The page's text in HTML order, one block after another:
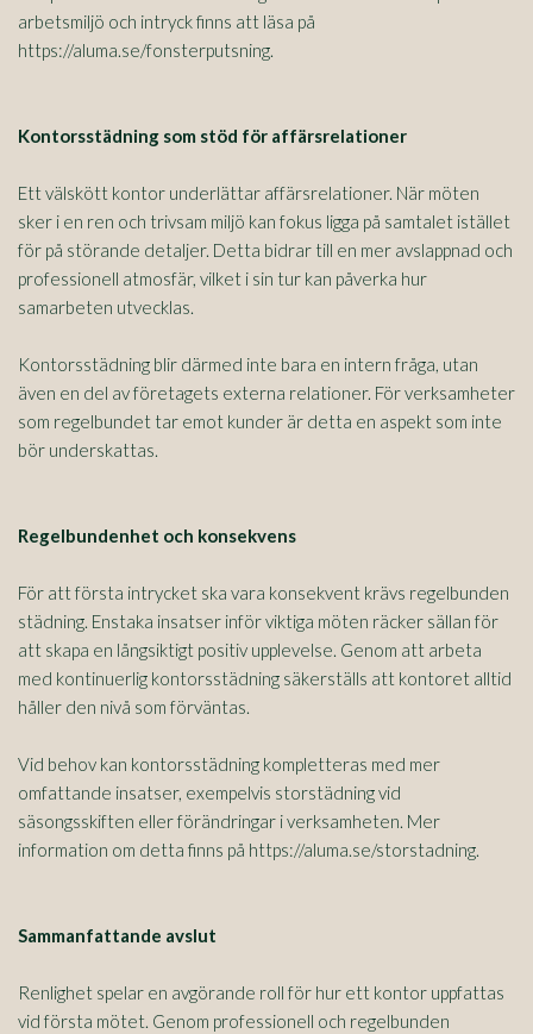
arbetsmiljö och intryck finns att läsa på
https://aluma.se/fonsterputsning.
Kontorsstädning som stöd för affärsrelationer
Ett välskött kontor underlättar affärsrelationer. När möten
sker i en ren och trivsam miljö kan fokus ligga på samtalet istället
för på störande detaljer. Detta bidrar till en mer avslappnad och
professionell atmosfär, vilket i sin tur kan påverka hur
samarbeten utvecklas.
Kontorsstädning blir därmed inte bara en intern fråga, utan
även en del av företagets externa relationer. För verksamheter
som regelbundet tar emot kunder är detta en aspekt som inte
bör underskattas.
Regelbundenhet och konsekvens
För att första intrycket ska vara konsekvent krävs regelbunden
städning. Enstaka insatser inför viktiga möten räcker sällan för
att skapa en långsiktigt positiv upplevelse. Genom att arbeta
med kontinuerlig kontorsstädning säkerställs att kontoret alltid
håller den nivå som förväntas.
Vid behov kan kontorsstädning kompletteras med mer
omfattande insatser, exempelvis storstädning vid
säsongsskiften eller förändringar i verksamheten. Mer
information om detta finns på https://aluma.se/storstadning.
Sammanfattande avslut
Renlighet spelar en avgörande roll för hur ett kontor uppfattas
vid första mötet. Genom professionell och regelbunden